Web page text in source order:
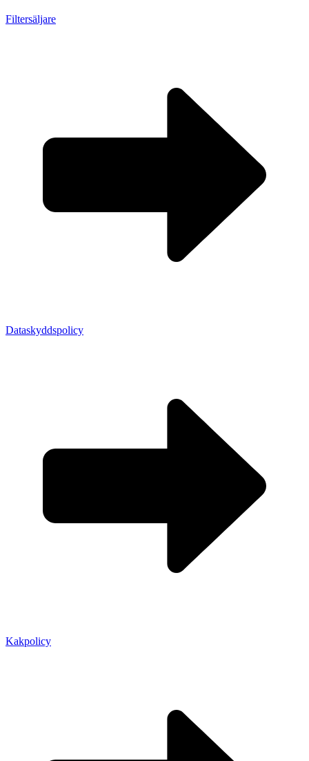
Filtersäljare
Dataskyddspolicy
Kakpolicy